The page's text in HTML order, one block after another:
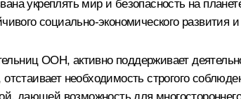
укреплять мир и безопасность на
социально-экономического развития
ООН, активно поддерживает
необходимость строгого